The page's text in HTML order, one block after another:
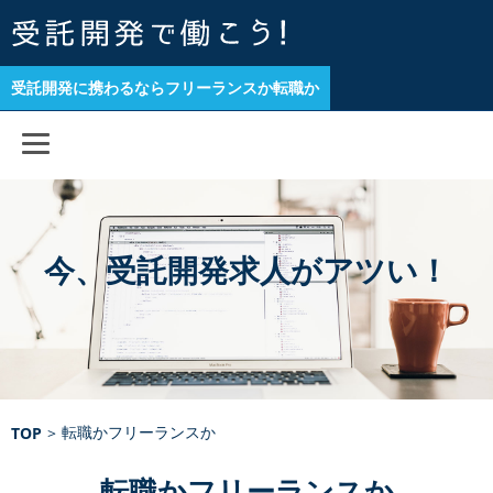
受託開発に携わるならフリーランスか転職か
今、受託開発求人がアツい！
TOP > 転職かフリーランスか